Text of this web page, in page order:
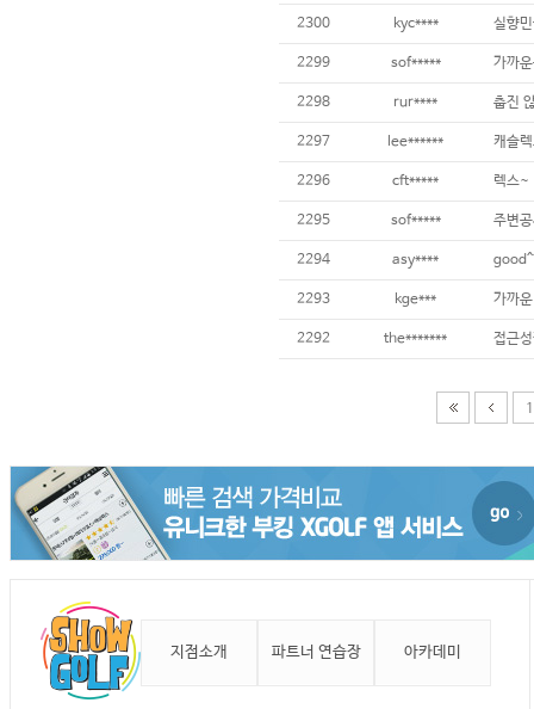
2300 kyc**** 실향
2299 sof***** 가까
2298 rur**** 춥진
2297 lee****** 캐슬
2296 cft***** 렉스~
2295 sof***** 주변
2294 asy****
2293 kge*** 가까
2292 the******* 접근
1
지점소개 파트너 연습장 아카데미